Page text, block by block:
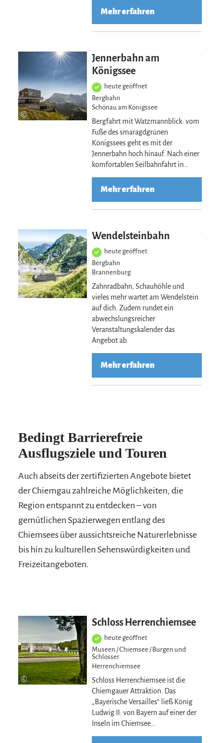
Mehr erfahren
©
Jennerbahn am
Königssee
heute geöffnet
Bergbahn
Schönau am Königssee
Bergfahrt mit Watzmannblick: vom
Fuße des smaragdgrünen
Königssees geht es mit der
Jennerbahn hoch hinauf. Nach einer
komfortablen Seilbahnfahrt in…
Mehr erfahren
Wendelsteinbahn
heute geöffnet
Bergbahn
Brannenburg
Zahnradbahn, Schauhöhle und
vieles mehr wartet am Wendelstein
auf dich. Zudem rundet ein
abwechslungsreicher
Veranstaltungskalender das
Angebot ab.
Mehr erfahren
Bedingt Barrierefreie
Ausflugsziele und Touren
Auch abseits der zertifizierten Angebote bietet
der Chiemgau zahlreiche Möglichkeiten, die
Region entspannt zu entdecken – von
gemütlichen Spazierwegen entlang des
Chiemsees über aussichtsreiche Naturerlebnisse
bis hin zu kulturellen Sehenswürdigkeiten und
Freizeitangeboten.
©
Schloss Herrenchiemsee
heute geöffnet
Museen / Chiemsee / Burgen und
Schlösser
Herrenchiemsee
Schloss Herrenchiemsee ist die
Chiemgauer Attraktion. Das
„Bayerische Versailles“ ließ König
Ludwig II. von Bayern auf einer der
Inseln im Chiemsee…